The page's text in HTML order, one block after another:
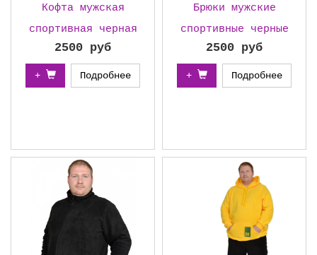
Кофта мужская
спортивная черная
2500 руб
+ Подробнее
Брюки мужские
спортивные черные
2500 руб
+ Подробнее